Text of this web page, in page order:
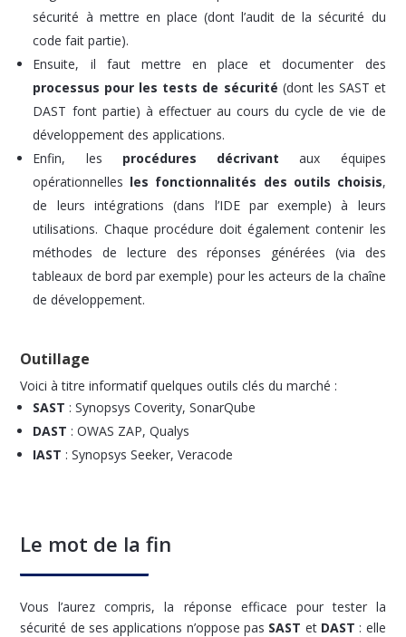
sécurité à mettre en place (dont l’audit de la sécurité du
code fait partie).
Ensuite, il faut mettre en place et documenter des
processus pour les tests de sécurité (dont les SAST et
DAST font partie) à effectuer au cours du cycle de vie de
développement des applications.
Enfin, les procédures décrivant aux équipes
opérationnelles les fonctionnalités des outils choisis,
de leurs intégrations (dans l’IDE par exemple) à leurs
utilisations. Chaque procédure doit également contenir les
méthodes de lecture des réponses générées (via des
tableaux de bord par exemple) pour les acteurs de la chaîne
de développement.
Outillage
Voici à titre informatif quelques outils clés du marché :
SAST : Synopsys Coverity, SonarQube
DAST : OWAS ZAP, Qualys
IAST : Synopsys Seeker, Veracode
Le mot de la fin
Vous l’aurez compris, la réponse efficace pour tester la
sécurité de ses applications n’oppose pas SAST et DAST : elle